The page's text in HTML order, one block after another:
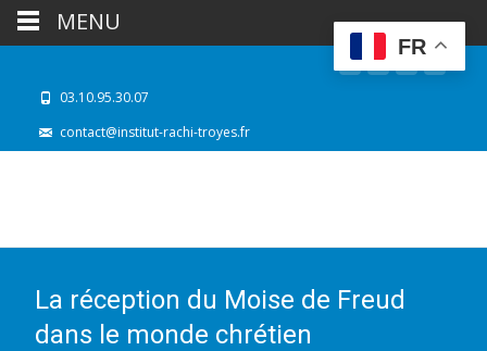
03.10.95.30.07
contact@institut-rachi-troyes.fr
La réception du Moise de Freud
dans le monde chrétien
FR
MENU